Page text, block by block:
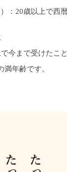
）：20歳以上で西
で今まで受けたこ
年齢です。